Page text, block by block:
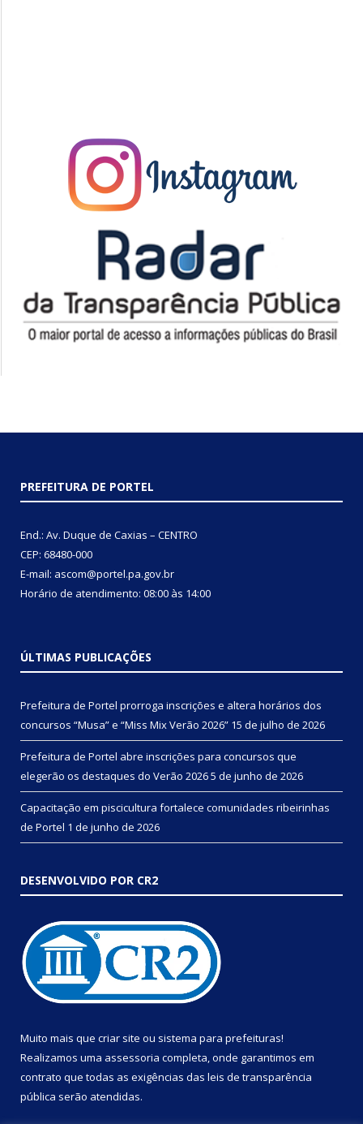
PREFEITURA DE PORTEL
End.: Av. Duque de Caxias – CENTRO
CEP: 68480-000
E-mail: ascom@portel.pa.gov.br
Horário de atendimento: 08:00 às 14:00
ÚLTIMAS PUBLICAÇÕES
Prefeitura de Portel prorroga inscrições e altera horários dos
concursos “Musa” e “Miss Mix Verão 2026” 15 de julho de 2026
Prefeitura de Portel abre inscrições para concursos que
elegerão os destaques do Verão 20265 de junho de 2026
Capacitação em piscicultura fortalece comunidades ribeirinhas
de Portel 1 de junho de 2026
DESENVOLVIDO POR CR2
Muito mais que criar site ou sistema para prefeituras!
Realizamos uma assessoria completa, onde garantimos em
contrato que todas as exigências das leis de transparência
pública serão atendidas.